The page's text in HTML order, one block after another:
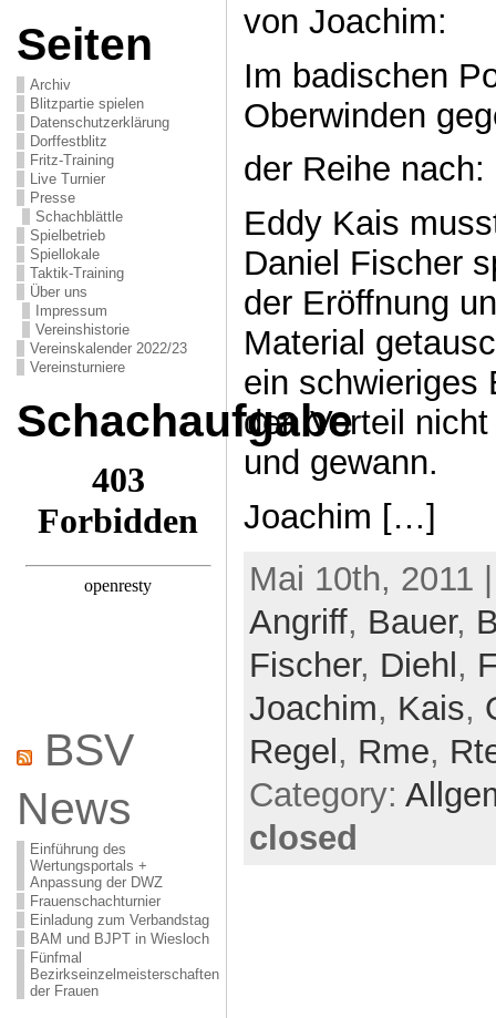
Seiten
Archiv
Blitzpartie spielen
Datenschutzerklärung
Dorffestblitz
Fritz-Training
Live Turnier
Presse
Schachblättle
Spielbetrieb
Spiellokale
Taktik-Training
Über uns
Impressum
Vereinshistorie
Vereinskalender 2022/23
Vereinsturniere
Schachaufgabe
BSV
News
Einführung des
Wertungsportals +
Anpassung der DWZ
Frauenschachturnier
Einladung zum Verbandstag
BAM und BJPT in Wiesloch
Fünfmal
Bezirkseinzelmeisterschaften
der Frauen
von Joachim:
Im badischen
Oberwinden
der Reihe nach:
Eddy Kais
Daniel Fischer
der Eröffnung
Material
ein schwieriges
den Vorteil
und gewann.
Joachim […]
Mai 10th, 2011
Angriff, Bauer,
Fischer, Diehl ,
Joachim, Kais,
Regel , Rme,
Category:
closed